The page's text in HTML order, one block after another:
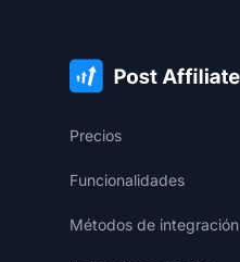
Precios
Funcionalidades
Métodos de integración